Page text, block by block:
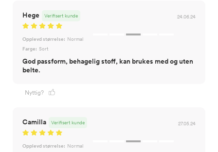
Hege 24.06.24
Verifisert kunde
Opplevd størrelse: Normal
Farge: Sort
God passform, behagelig stoff, kan brukes med og uten
belte.
Nyttig?
Camilla 27.05.24
Verifisert kunde
Opplevd størrelse: Normal